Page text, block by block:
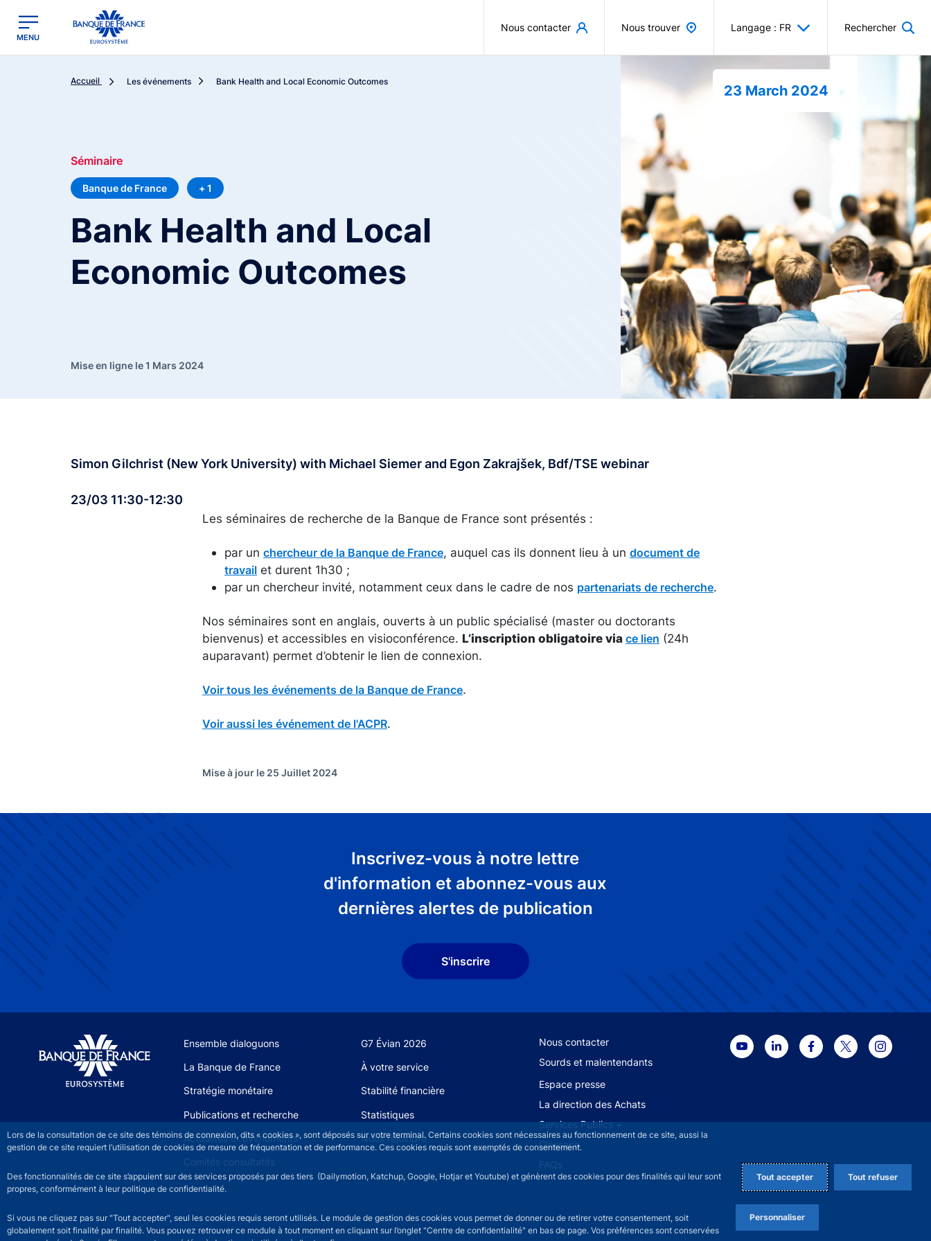
Lors de la consultation de ce site des témoins de connexion, dits « cookies », sont déposés sur votre terminal. Certains cookies sont nécessaires au fonctionnement de ce site, aussi la
gestion de ce site requiert l’utilisation de cookies de mesure de fréquentation et de performance. Ces cookies requis sont exemptés de consentement.
Des fonctionnalités de ce site s’appuient sur des services proposés par des tiers (Dailymotion, Katchup, Google, Hotjar et Youtube) et génèrent des cookies pour des finalités qui leur sont
propres, conformément à leur politique de confidentialité.
Si vous ne cliquez pas sur "Tout accepter", seul les cookies requis seront utilisés. Le module de gestion des cookies vous permet de donner ou de retirer votre consentement, soit
globalement soit finalité par finalité. Vous pouvez retrouver ce module à tout moment en cliquant sur l’onglet "Centre de confidentialité" en bas de page. Vos préférences sont conservées
Tout accepter Tout refuser
Personnaliser
Banque de France - Menu Principal
MENU
Nous contacter Nous trouver Langage : FR Rechercher
Accueil Les événements Bank Health and Local Economic Outcomes
Séminaire
Banque de France + 1
Bank Health and Local
Economic Outcomes
Mise en ligne le 1 Mars 2024
23 March 2024
Simon Gilchrist (New York University) with Michael Siemer and Egon Zakrajšek, Bdf/TSE webinar
23/03 11:30-12:30
Les séminaires de recherche de la Banque de France sont présentés :
par un chercheur de la Banque de France, auquel cas ils donnent lieu à un document de
travail et durent 1h30 ;
par un chercheur invité, notamment ceux dans le cadre de nos partenariats de recherche.
Nos séminaires sont en anglais, ouverts à un public spécialisé (master ou doctorants
bienvenus) et accessibles en visioconférence. L’inscription obligatoire via ce lien (24h
auparavant) permet d’obtenir le lien de connexion.
Voir tous les événements de la Banque de France.
Voir aussi les événement de l'ACPR.
Mise à jour le 25 Juillet 2024
Inscrivez-vous à notre lettre
d'information et abonnez-vous aux
dernières alertes de publication
S'inscrire
Site navigation
Ensemble dialoguons G7 Évian 2026
La Banque de France À votre service
Stratégie monétaire Stabilité financière
Publications et recherche Statistiques
Actualités et événements Nous rejoindre
Comités consultatifs
Footer secondary menu
Nous contacter
Sourds et malentendants
Espace presse
La direction des Achats
Services Publics +
Glossaire
FAQs